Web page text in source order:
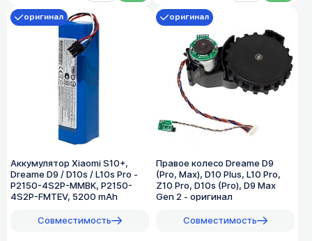
Аккумулятор Xiaomi S10+,
Dreame D9 / D10s / L10s Pro -
P2150-4S2P-MMBK, P2150-
4S2P-FMTEV, 5200 mAh
Совместимость
оригинал
Правое колесо Dreame D9
(Pro, Max), D10 Plus, L10 Pro,
Z10 Pro, D10s (Pro), D9 Max
Gen 2 - оригинал
Совместимость
оригинал